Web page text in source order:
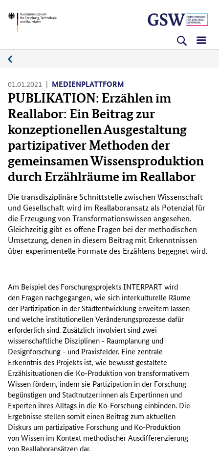
zum
(Eingabetaste)
zum
(Eingabetaste)
zur
(Eingabetaste)
BMFTR
01.01.2021 MEDIENPLATTFORM
PUBLIKATION: Erzählen im
Reallabor: Ein Beitrag zur
konzeptionellen Ausgestaltung
partizipativer Methoden der
gemeinsamen Wissensproduktion
durch Erzählräume im Reallabor
Die transdisziplinäre Schnittstelle zwischen Wissenschaft
und Gesellschaft wird im Reallaboransatz als Potenzial für
die Erzeugung von Transformationswissen angesehen.
Gleichzeitig gibt es offene Fragen bei der methodischen
Umsetzung, denen in diesem Beitrag mit Erkenntnissen
über experimentelle Formate des Erzählens begegnet wird.
Am Beispiel des Forschungsprojekts INTERPART wird
den Fragen nachgegangen, wie sich interkulturelle Räume
der Partizipation in der Stadtentwicklung erweitern lassen
und welche institutionellen Veränderungsprozesse dafür
erforderlich sind. Zusätzlich involviert sind zwei
wissenschaftliche Disziplinen - Raumplanung und
Designforschung - und Praxisfelder. Eine zentrale
Erkenntnis des Projekts ist, wie bewusst gestaltete
Erzählsituationen die Ko-Produktion von transformativem
Wissen fördern, indem sie Partizipation in der Forschung
begünstigen und Stadtnutzer:innen als Expertinnen und
Experten ihres Alltags in die Ko-Forschung einbinden. Die
Ergebnisse stellen somit einen Beitrag zum aktuellen
Diskurs um partizipative Forschung und Ko-Produktion
von Wissen im Kontext methodischer Ausdifferenzierung
von Reallaboransätzen dar.